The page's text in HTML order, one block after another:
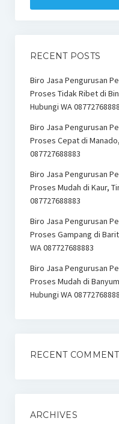
RECENT POSTS
Biro Jasa Pengurusan
Proses Tidak Ribet di
Hubungi WA
Biro Jasa Pengurusan
Proses Cepat di
087727688883
Biro Jasa Pengurusan
Proses Mudah di Kaur,
087727688883
Biro Jasa Pengurusan
Proses Gampang di
WA 087727688883
Biro Jasa Pengurusan
Proses Mudah di
Hubungi WA
RECENT
ARCHIVES